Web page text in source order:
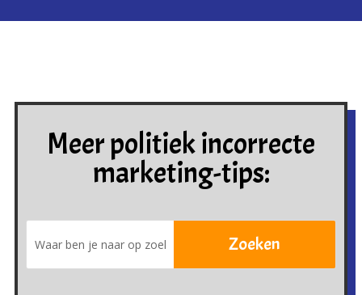
Meer politiek incorrecte
marketing-tips: